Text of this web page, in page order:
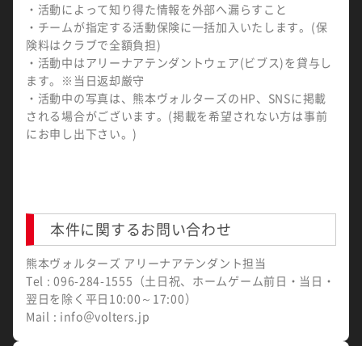
・活動によって知り得た情報を外部へ漏らすこと
・チームが指定する活動保険に一括加入いたします。(保
険料はクラブで全額負担)
・活動中はアリーナアテンダントウェア(ビブス)を貸与し
ます。※当日返却厳守
・活動中の写真は、熊本ヴォルターズのHP、SNSに掲載
される場合がございます。(掲載を希望されない方は事前
にお申し出下さい。)
本件に関するお問い合わせ
熊本ヴォルターズ アリーナアテンダント担当
Tel : 096-284-1555（土日祝、ホームゲーム前日・当日・
翌日を除く平日10:00～17:00）
Mail : info＠volters.jp